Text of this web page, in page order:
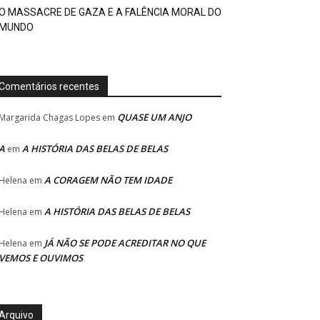
MASSACRE DE GAZA E A FALÊNCIA MORAL DO
recentes
Chagas Lopes em QUASE UM ANJO
em A HISTÓRIA DAS BELAS DE BELAS
em A CORAGEM NÃO TEM IDADE
em A HISTÓRIA DAS BELAS DE BELAS
em JÁ NÃO SE PODE ACREDITAR NO QUE
E OUVIMOS